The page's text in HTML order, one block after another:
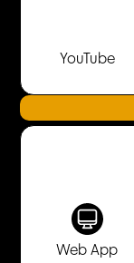
YouTube
Web App